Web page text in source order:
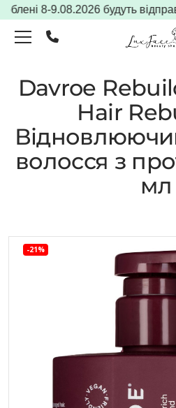
8-9.08.2026 будуть
Davroe
Hair
волосся з
мл
-21%